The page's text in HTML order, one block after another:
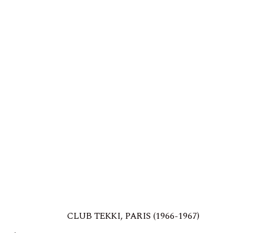
CLUB TEKKI, PARIS (1966-1967)